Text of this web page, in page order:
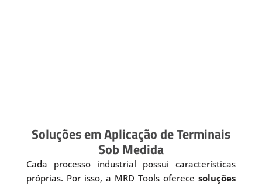
Soluções em Aplicação de Terminais
Sob Medida
Cada processo industrial possui características
próprias. Por isso, a MRD Tools oferecesoluções